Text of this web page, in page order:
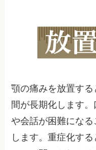
顎の痛みを放置す
間が長期化します
や会話が困難にな
します。重症化す